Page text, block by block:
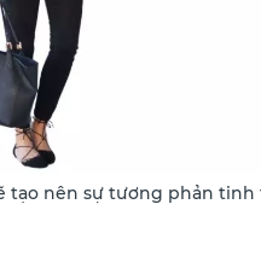
tạo nên sự tương phản tinh